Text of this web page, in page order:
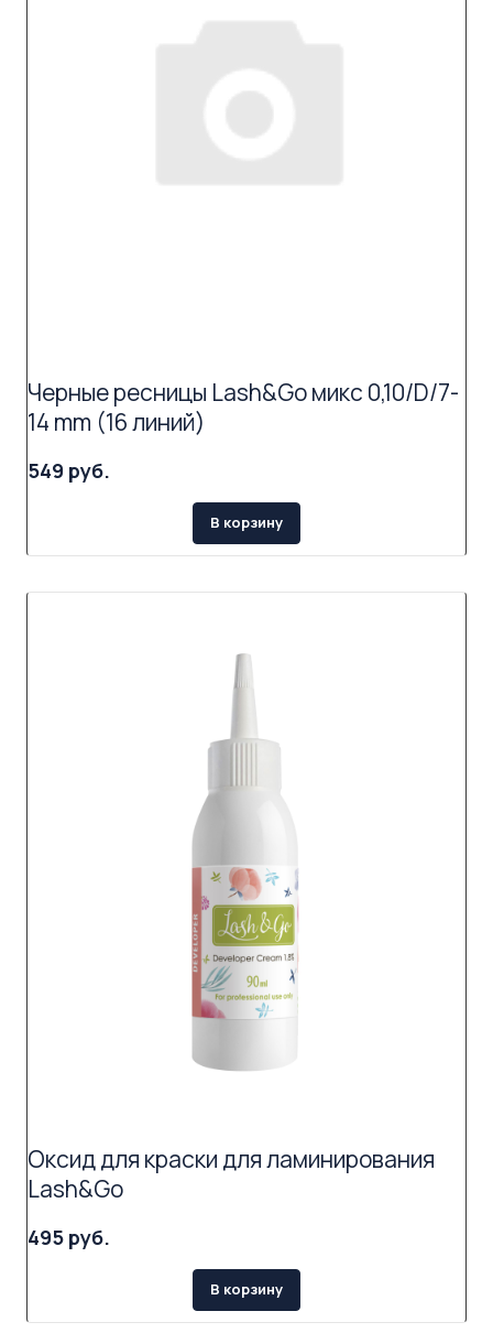
Черные ресницы Lash&Go микс 0,10/D/7-
14 mm (16 линий)
549 руб.
В корзину
Оксид для краски для ламинирования
Lash&Go
495 руб.
В корзину